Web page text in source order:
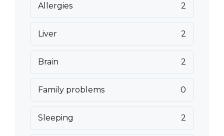
Allergies 2
Liver 2
Brain 2
Family problems 0
Sleeping 2